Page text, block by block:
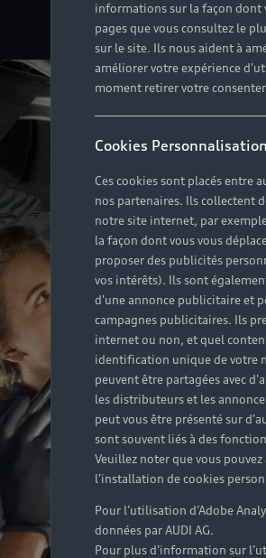
informations sur la façon dont
pages que vous consultez le
sur le site. Ils nous aident à
améliorer votre expérience
moment retirer votre
Cookies
Ces cookies sont placés entre
nos partenaires. Ils collectent
notre site internet, par
la façon dont vous vous
proposer des publicités
vos intérêts). Ils sont
d'une annonce publicitaire et
campagnes publicitaires. Ils
internet ou non, et quel
identification unique de votre
peuvent être partagées avec
les distributeurs et les
peut vous être présenté sur
sont souvent liés à des
Veuillez noter que vous
l'installation de cookies
Pour l’utilisation d’Adobe
données par AUDI AG.
Pour plus d’information sur